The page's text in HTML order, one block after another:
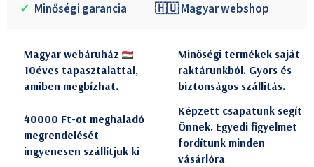
✓ Minőségi garancia 🇭🇺 Magyar webshop
Magyar webáruház
10éves tapasztalattal,
amiben megbízhat.
Minőségi termékek saját
raktárunkból. Gyors és
biztonságos szállitás.
40000 Ft-ot meghaladó
megrendelését
ingyenesen szállítjuk ki
Képzett csapatunk segít
Önnek. Egyedi figyelmet
fordítunk minden
vásárlóra